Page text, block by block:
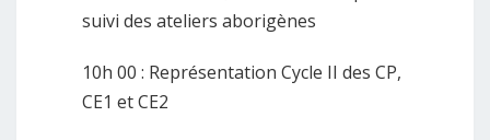
suivi des ateliers aborigènes
10h 00 : Représentation Cycle II des CP,
CE1 et CE2